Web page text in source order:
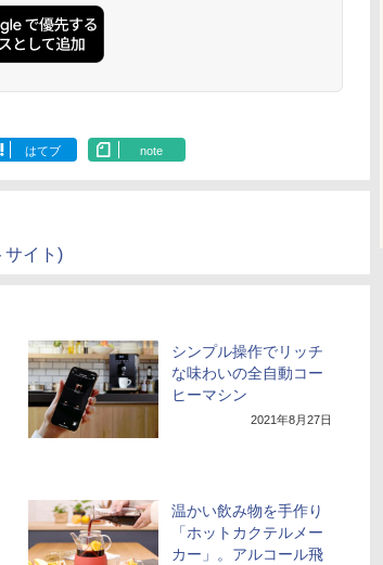
はてブ note
サイト)
シンプル操作でリッチ
な味わいの全自動コー
ヒーマシン
2021年8月27日
温かい飲み物を手作り
「ホットカクテルメー
カー」。アルコール飛